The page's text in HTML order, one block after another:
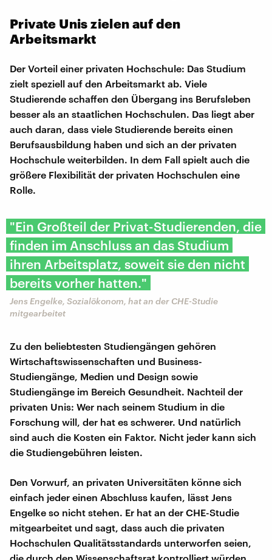
Private Unis zielen auf den
Arbeitsmarkt
Der Vorteil einer privaten Hochschule: Das Studium
zielt speziell auf den Arbeitsmarkt ab. Viele
Studierende schaffen den Übergang ins Berufsleben
besser als an staatlichen Hochschulen. Das liegt aber
auch daran, dass viele Studierende bereits einen
Berufsausbildung haben und sich an der privaten
Hochschule weiterbilden. In dem Fall spielt auch die
größere Flexibilität der privaten Hochschulen eine
Rolle.
"Ein Großteil der Privat-Studierenden, die
finden im Anschluss an das Studium
ihren Arbeitsplatz, soweit sie den nicht
bereits vorher hatten."
Jens Engelke, Sozialökonom, hat an der CHE-Studie
mitgearbeitet
Zu den beliebtesten Studiengängen gehören
Wirtschaftswissenschaften und Business-
Studiengänge, Medien und Design sowie
Studiengänge im Bereich Gesundheit. Nachteil der
privaten Unis: Wer nach seinem Studium in die
Forschung will, der hat es schwerer. Und natürlich
sind auch die Kosten ein Faktor. Nicht jeder kann sich
die Studiengebühren leisten.
Den Vorwurf, an privaten Universitäten könne sich
einfach jeder einen Abschluss kaufen, lässt Jens
Engelke so nicht stehen. Er hat an der CHE-Studie
mitgearbeitet und sagt, dass auch die privaten
Hochschulen Qualitätsstandards unterworfen seien,